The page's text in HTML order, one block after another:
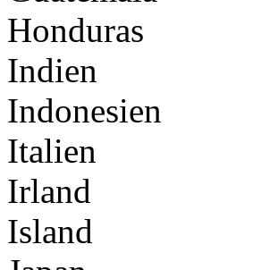
Honduras
Indien
Indonesien
Italien
Irland
Island